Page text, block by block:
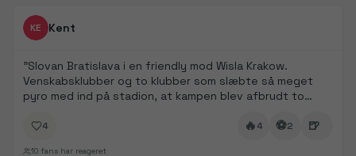
FanDays bidrag
KE Kent
"Slovan Bratislava i en friendly mod Wisla Krakow.
Venskabsklubber og to klubber som slæbte så meget
pyro med ind på stadion, at kampen blev afbrudt to
4 🔥4 ⚽2 🍺
10 fans har reageret